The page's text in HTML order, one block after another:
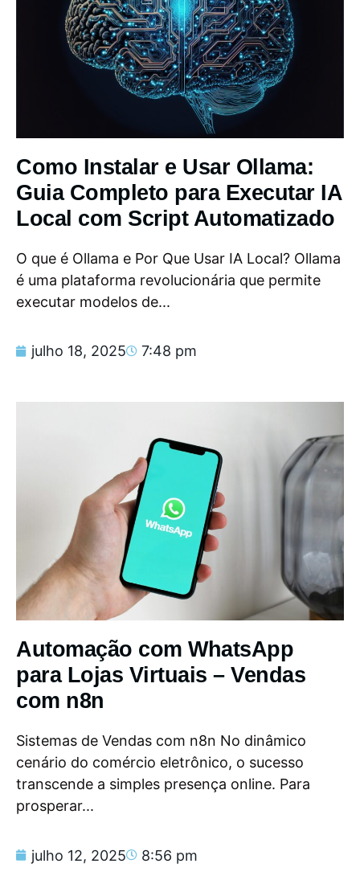
Como Instalar e Usar Ollama:
Guia Completo para Executar IA
Local com Script Automatizado
O que é Ollama e Por Que Usar IA Local? Ollama
é uma plataforma revolucionária que permite
executar modelos de...
julho 18, 2025 7:48 pm
Automação com WhatsApp
para Lojas Virtuais – Vendas
com n8n
Sistemas de Vendas com n8n No dinâmico
cenário do comércio eletrônico, o sucesso
transcende a simples presença online. Para
prosperar...
julho 12, 2025 8:56 pm